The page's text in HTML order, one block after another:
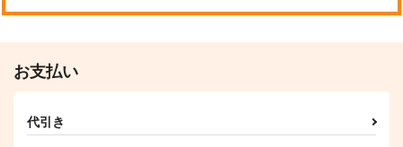
お支払い
代引き